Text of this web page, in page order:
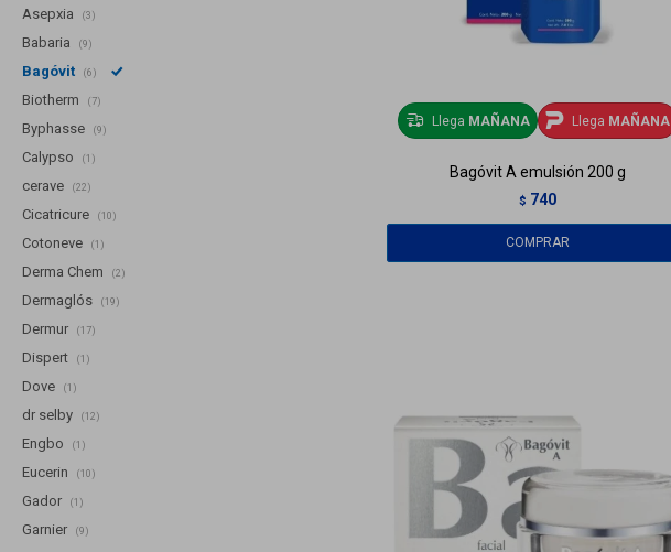
Llega MAÑANA Llega MAÑANA
Bagóvit A emulsión 200 g
$ 740
Asepxia (3)
Babaria (9)
Bagóvit (6)
Biotherm (7)
Byphasse (9)
Calypso (1)
cerave (22)
Cicatricure (10)
Cotoneve (1)
Derma Chem (2)
Dermaglós (19)
Dermur (17)
Dispert (1)
Dove (1)
dr selby (12)
Engbo (1)
Eucerin (10)
Gador (1)
Garnier (9)